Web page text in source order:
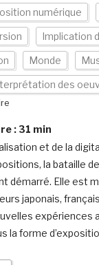
numérique
Implication
Monde
des
: 31 min
et de la
la bataille
démarré. Elle est
japonais,
expériences
la forme